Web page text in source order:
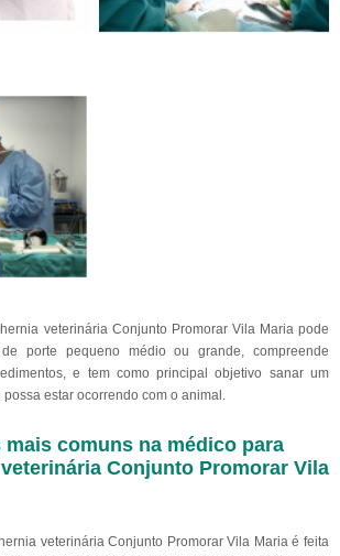
veterinária Conjunto Promorar Vila Maria pode
porte pequeno médio ou grande, compreende
e tem como principal objetivo sanar um
estar ocorrendo com o animal.
comuns na médico para
Conjunto Promorar Vila
veterinária Conjunto Promorar Vila Maria é feita